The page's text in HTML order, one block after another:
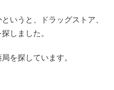
いうと、ドラッグストア、
しました。
を探しています。